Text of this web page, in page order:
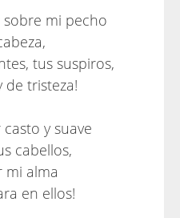
sobre mi pecho
tus suspiros,
de tristeza!
y suave
cabellos,
mi alma
en ellos!